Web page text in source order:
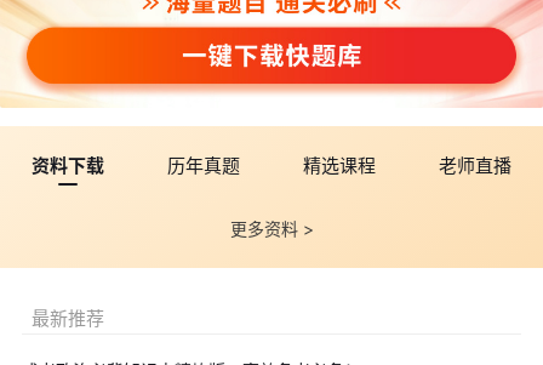
资料下载 历年真题 精选课程 老师直播
更多资料 >
最新推荐